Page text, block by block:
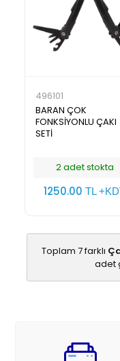
496101
BARAN ÇOK
FONKSİYONLU ÇAKI
SETİ
2 adet stokta
1250.00 TL
Toplam 7 farklı
adet